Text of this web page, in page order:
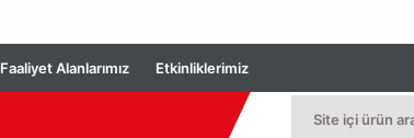
Faaliyet Alanlarımız Etkinliklerimiz